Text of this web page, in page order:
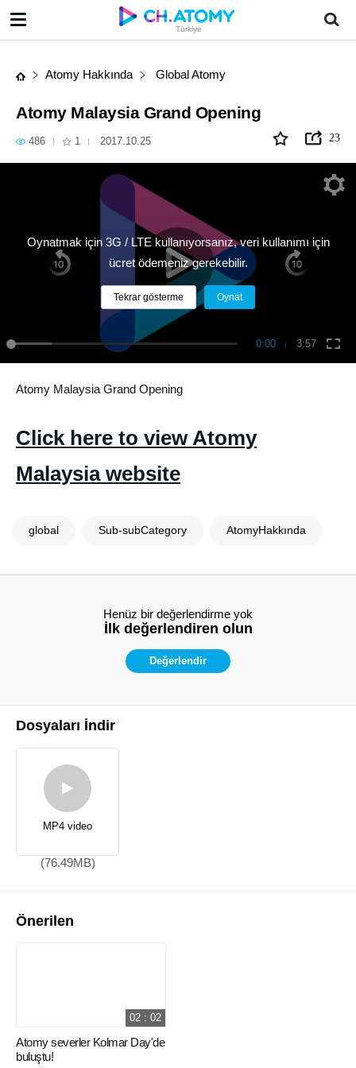
Türkiye
Atomy Malaysia Grand Opening
Atomy Hakkında Global Atomy
Atomy Malaysia Grand Opening
486 1 2017.10.25 23
0:00 3:57
Oynatmak için 3G / LTE kullanıyorsanız, veri kullanımı için
ücret ödemeniz gerekebilir.
Tekrar gösterme Oynat
Atomy Malaysia Grand Opening
Click here to view Atomy
Malaysia website
global Sub-subCategory AtomyHakkında
Henüz bir değerlendirme yok
İlk değerlendiren olun
Değerlendir
Dosyaları İndir
MP4 video
(76.49MB)
Önerilen
Atomy severler Kolmar Day'de
buluştu!
02 : 02